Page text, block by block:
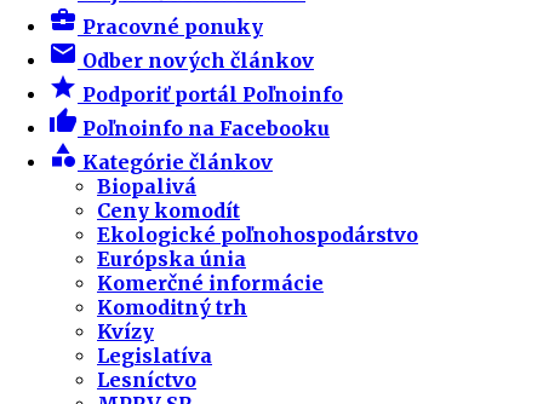
business_center Pracovné ponuky
email Odber nových článkov
star Podporiť portál Poľnoinfo
thumb_up Poľnoinfo na Facebooku
category Kategórie článkov
Biopalivá
Ceny komodít
Ekologické poľnohospodárstvo
Európska únia
Komerčné informácie
Komoditný trh
Kvízy
Legislatíva
Lesníctvo